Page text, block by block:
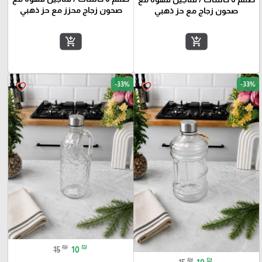
صحون زجاج مع حز ذهبي
add_shopping_cart
صحون زجاج محزز مع حز ذهبي
add_shopping_cart
favorite_border -33%
₪ ₪
favorite_border -33%
15 ₪ 10 ₪